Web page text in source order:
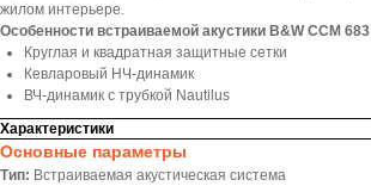
жилом интерьере.
Особенности встраиваемой акустики B&W CCM 683
Круглая и квадратная защитные сетки
Кевларовый НЧ-динамик
ВЧ-динамик с трубкой Nautilus
Характеристики
Основные параметры
Тип: Встраиваемая акустическая система